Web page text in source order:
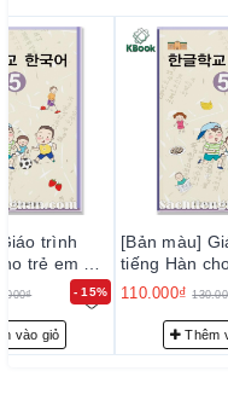
- 15%
trình
trẻ em 5 -
vào giỏ
[Bản màu]
tiếng Hàn
한글학교 한국
110.000₫
Thêm